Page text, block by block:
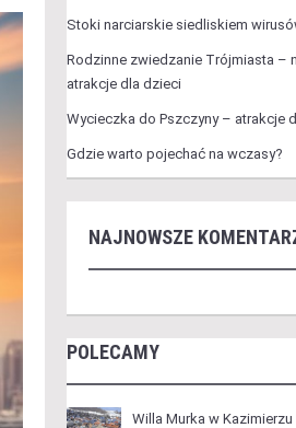
Stoki narciarskie siedliskiem
Rodzinne zwiedzanie Trójmiasta –
atrakcje dla dzieci
Wycieczka do Pszczyny – atrakcje
Gdzie warto pojechać na wczasy?
NAJNOWSZE
POLECAMY
Willa Murka w Kazimierzu